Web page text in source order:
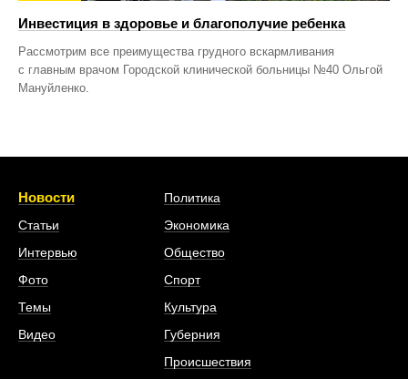
Инвестиция в здоровье и благополучие ребенка
Рассмотрим все преимущества грудного вскармливания
с главным врачом Городской клинической больницы №40 Ольгой
Мануйленко.
Новости
Статьи
Интервью
Фото
Темы
Видео
Политика
Экономика
Общество
Спорт
Культура
Губерния
Происшествия